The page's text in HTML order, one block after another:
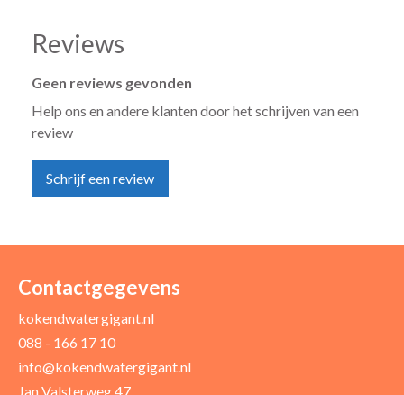
Reviews
Geen reviews gevonden
Help ons en andere klanten door het schrijven van een
review
Schrijf een review
Uw naam *
Uw recensie *
Contactgegevens
kokendwatergigant.nl
088 - 166 17 10
info@kokendwatergigant.nl
Jan Valsterweg 47